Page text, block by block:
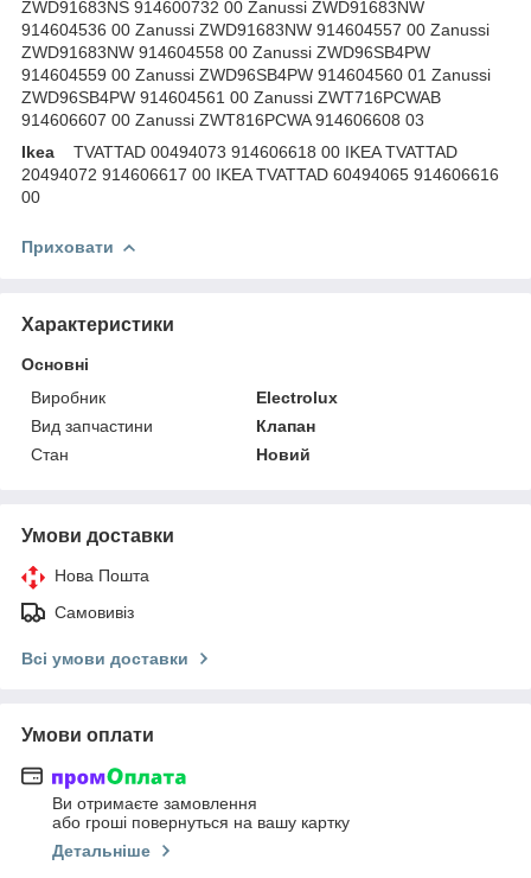
ZWD91683NS 914600732 00 Zanussi ZWD91683NW
914604536 00 Zanussi ZWD91683NW 914604557 00 Zanussi
ZWD91683NW 914604558 00 Zanussi ZWD96SB4PW
914604559 00 Zanussi ZWD96SB4PW 914604560 01 Zanussi
ZWD96SB4PW 914604561 00 Zanussi ZWT716PCWAB
914606607 00 Zanussi ZWT816PCWA 914606608 03
Ikea TVATTAD 00494073 914606618 00 IKEA TVATTAD
20494072 914606617 00 IKEA TVATTAD 60494065 914606616
00
Приховати
Характеристики
Основні
Виробник
Electrolux
Вид запчастини
Клапан
Стан
Новий
Умови доставки
Нова Пошта
Самовивіз
Всі умови доставки
Умови оплати
Ви отримаєте замовлення
або гроші повернуться на вашу картку
Детальніше